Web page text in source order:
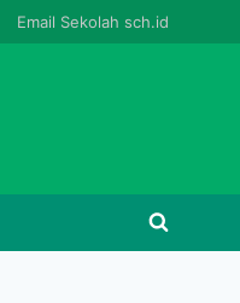
Email Sekolah sch.id